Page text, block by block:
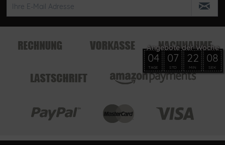
04
TAGE
07
STD
22
MIN
08
SEK